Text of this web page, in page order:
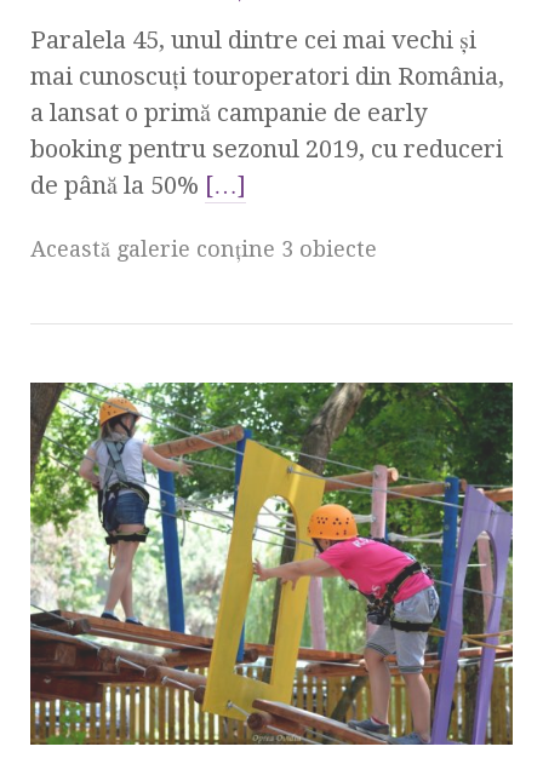
Paralela 45, unul dintre cei mai vechi și
mai cunoscuți touroperatori din România,
a lansat o primă campanie de early
booking pentru sezonul 2019, cu reduceri
de până la 50% […]
Această galerie conţine 3 obiecte